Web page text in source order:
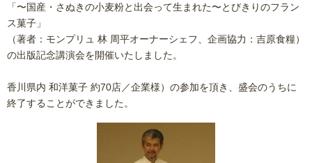
「〜国産・さぬきの小麦粉と出会って生まれた〜とびきりのフラン
ス菓子」
（著者：モンプリュ 林 周平オーナーシェフ、企画協力：吉原食糧）
の出版記念講演会を開催いたしました。
香川県内 和洋菓子 約70店／企業様）の参加を頂き、盛会のうちに
終了することができました。